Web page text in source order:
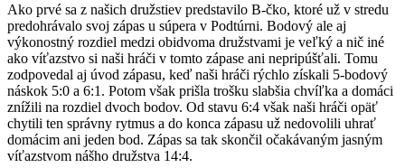
Ako prvé sa z našich družstiev predstavilo B-čko, ktoré už v stredu
predohrávalo svoj zápas u súpera v Podtúrni. Bodový ale aj
výkonostný rozdiel medzi obidvoma družstvami je veľký a nič iné
ako víťazstvo si naši hráči v tomto zápase ani nepripúšťali. Tomu
zodpovedal aj úvod zápasu, keď naši hráči rýchlo získali 5-bodový
náskok 5:0 a 6:1. Potom však prišla trošku slabšia chvíľka a domáci
znížili na rozdiel dvoch bodov. Od stavu 6:4 však naši hráči opäť
chytili ten správny rytmus a do konca zápasu už nedovolili uhrať
domácim ani jeden bod. Zápas sa tak skončil očakávaným jasným
víťazstvom nášho družstva 14:4.